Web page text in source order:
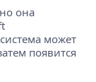
она
может
появится